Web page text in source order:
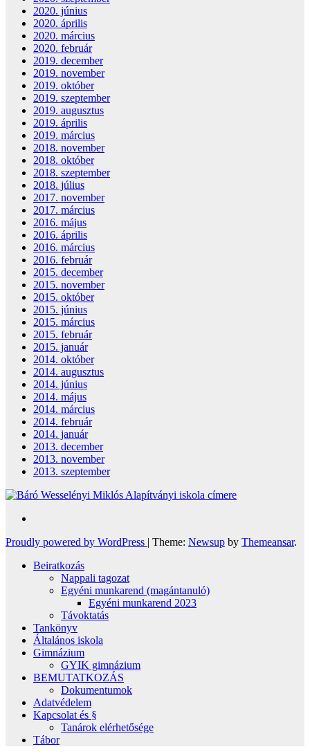
2020. június
2020. április
2020. március
2020. február
2019. december
2019. november
2019. október
2019. szeptember
2019. augusztus
2019. április
2019. március
2018. november
2018. október
2018. szeptember
2018. július
2017. november
2017. március
2016. május
2016. április
2016. március
2016. február
2015. december
2015. november
2015. október
2015. június
2015. március
2015. február
2015. január
2014. október
2014. augusztus
2014. június
2014. május
2014. március
2014. február
2014. január
2013. december
2013. november
2013. szeptember
Proudly powered by WordPress | Theme: Newsup by Themeansar.
Beiratkozás
Nappali tagozat
Egyéni munkarend (magántanuló)
Egyéni munkarend 2023
Távoktatás
Tankönyv
Általános iskola
Gimnázium
GYIK gimnázium
BEMUTATKOZÁS
Dokumentumok
Adatvédelem
Kapcsolat és §
Tanárok elérhetősége
Tábor